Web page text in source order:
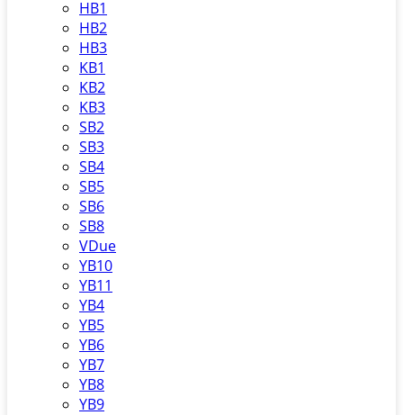
HB1
HB2
HB3
KB1
KB2
KB3
SB2
SB3
SB4
SB5
SB6
SB8
VDue
YB10
YB11
YB4
YB5
YB6
YB7
YB8
YB9